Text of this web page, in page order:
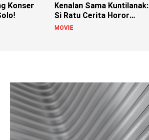
Konser
Kenalan Sama Kuntilanak:
Si Ratu Cerita Horor
Indonesia!
MOVIE